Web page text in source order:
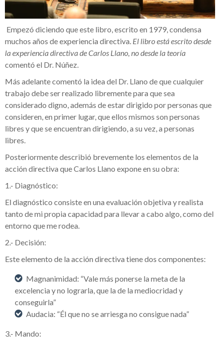
Empezó diciendo que este libro, escrito en 1979, condensa
muchos años de experiencia directiva. El libro está escrito desde
la experiencia directiva de Carlos Llano, no desde la teoría
comentó el Dr. Núñez.
Más adelante comentó la idea del Dr. Llano de que cualquier
trabajo debe ser realizado libremente para que sea
considerado digno, además de estar dirigido por personas que
consideren, en primer lugar, que ellos mismos son personas
libres y que se encuentran dirigiendo, a su vez, a personas
libres.
Posteriormente describió brevemente los elementos de la
acción directiva que Carlos Llano expone en su obra:
1.- Diagnóstico:
El diagnóstico consiste en una evaluación objetiva y realista
tanto de mi propia capacidad para llevar a cabo algo, como del
entorno que me rodea.
2.- Decisión:
Este elemento de la acción directiva tiene dos componentes:
Magnanimidad: “Vale más ponerse la meta de la
excelencia y no lograrla, que la de la mediocridad y
conseguirla”
Audacia: “Él que no se arriesga no consigue nada”
3.- Mando: